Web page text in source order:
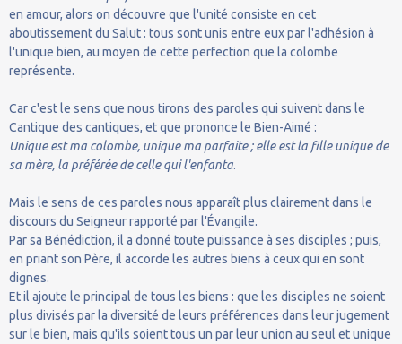
en amour, alors on découvre que l'unité consiste en cet
aboutissement du Salut : tous sont unis entre eux par l'adhésion à
l'unique bien, au moyen de cette perfection que la colombe
représente.
Car c'est le sens que nous tirons des paroles qui suivent dans le
Cantique des cantiques, et que prononce le Bien-Aimé :
Unique est ma colombe, unique ma parfaite ; elle est la fille unique de
sa mère, la préférée de celle qui l'enfanta.
Mais le sens de ces paroles nous apparaît plus clairement dans le
discours du Seigneur rapporté par l'Évangile.
Par sa Bénédiction, il a donné toute puissance à ses disciples ; puis,
en priant son Père, il accorde les autres biens à ceux qui en sont
dignes.
Et il ajoute le principal de tous les biens : que les disciples ne soient
plus divisés par la diversité de leurs préférences dans leur jugement
sur le bien, mais qu'ils soient tous un par leur union au seul et unique